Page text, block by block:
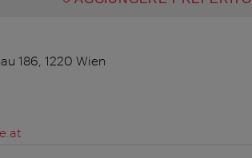
186, 1220 Wien